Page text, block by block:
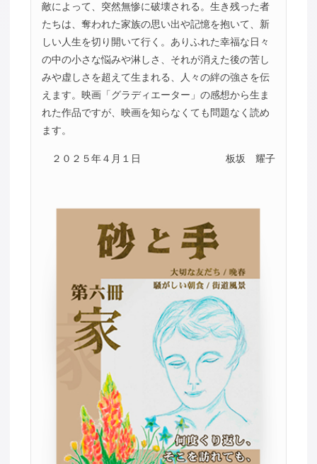
敵によって、突然無惨に破壊される。生き残った者
たちは、奪われた家族の思い出や記憶を抱いて、新
しい人生を切り開いて行く。ありふれた幸福な日々
の中の小さな悩みや淋しさ、それが消えた後の苦し
みや虚しさを超えて生まれる、人々の絆の強さを伝
えます。映画「グラディエーター」の感想から生ま
れた作品ですが、映画を知らなくても問題なく読め
ます。
２０２５年４月１日 板坂 耀子